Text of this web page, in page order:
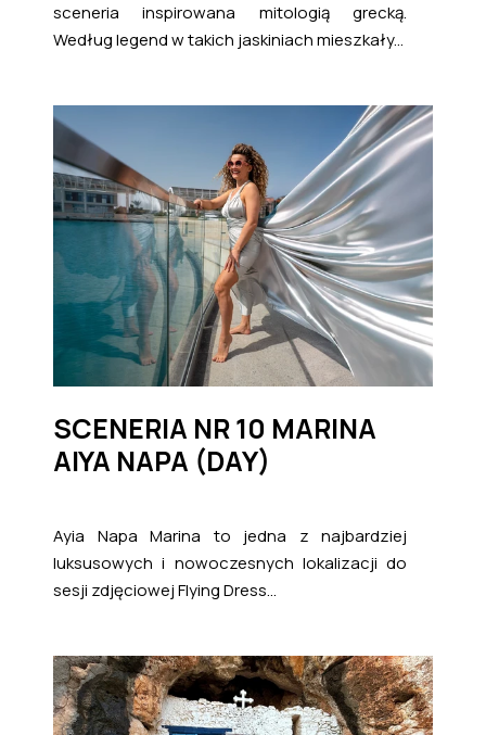
sceneria inspirowana mitologią grecką.
Według legend w takich jaskiniach mieszkały...
SCENERIA NR 10 MARINA
AIYA NAPA (DAY)
Ayia Napa Marina to jedna z najbardziej
luksusowych i nowoczesnych lokalizacji do
sesji zdjęciowej Flying Dress...